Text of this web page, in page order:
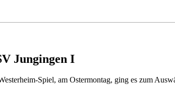
Jungingen I
Spiel, am Ostermontag, ging es zum